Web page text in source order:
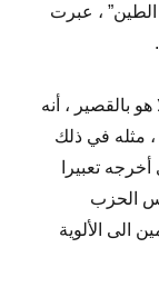
، عبرت
هو بالقصير ، أنه
، مثله في ذلك
تعبيرا
الحزب
الى الألوية